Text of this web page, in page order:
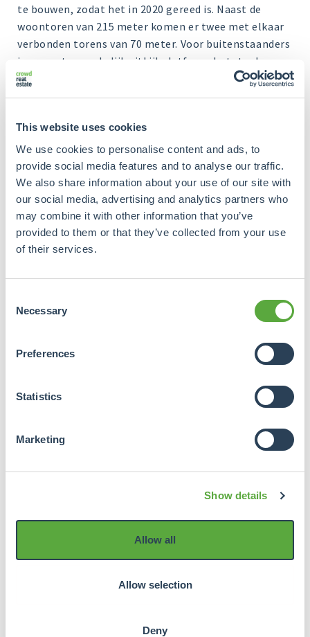
This website uses cookies
We use cookies to personalise content and ads, to
provide social media features and to analyse our traffic.
We also share information about your use of our site with
our social media, advertising and analytics partners who
may combine it with other information that you’ve
provided to them or that they’ve collected from your use
of their services.
Selection
Necessary
Preferences
Statistics
Marketing
Show details
Allow all
Allow selection
Deny
te bouwen, zodat het in 2020 gereed is. Naast de
woontoren van 215 meter komen er twee met elkaar
verbonden torens van 70 meter. Voor buitenstaanders
is er een toegankelijk uitkijkplatform. In totaal
komen er 475 woningen.
liggen, wordt de nieuwe toren met afstand het
komt enigszins in de buurt met 185 meter, dezelfde
hoogte als de ‘skybar’ en het uitkijkplatform van de
Zalmhaventoren. Alle torens op de Wilhelminapier
zijn bijvoorbeeld minimaal 50 meter kleiner dan de
nieuwe ‘reus’. De Maastoren (bijna 165 meter), New
Orleans (160 meter) en Montevideo (ruim 150 meter)
in Rotterdam te verlichten. Onder meer een waslijst
de Zalmhaventoren.